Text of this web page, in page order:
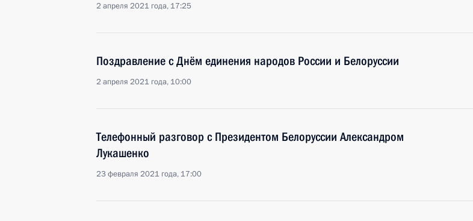
2 апреля 2021 года, 17:25
Поздравление с Днём единения народов России и Белоруссии
2 апреля 2021 года, 10:00
Телефонный разговор с Президентом Белоруссии Александром
Лукашенко
23 февраля 2021 года, 17:00